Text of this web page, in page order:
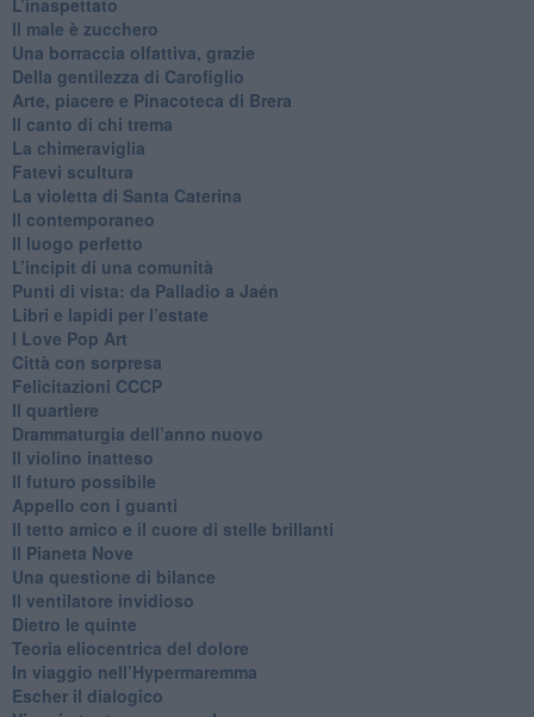
​Il male è zucchero
​Una borraccia olfattiva, grazie
​Della gentilezza di Carofiglio
Arte, piacere e Pinacoteca di Brera
​Il canto di chi trema
La chimeraviglia
​Fatevi scultura
​La violetta di Santa Caterina
​Il contemporaneo
​Il luogo perfetto
​L’incipit di una comunità
Punti di vista: da Palladio a Jaén
​Libri e lapidi per l’estate
​I Love Pop Art
Città con sorpresa
Felicitazioni CCCP
​Il quartiere
​Drammaturgia dell’anno nuovo
​Il violino inatteso
​Il futuro possibile
​Appello con i guanti
​Il tetto amico e il cuore di stelle brillanti
​Il Pianeta Nove
​Una questione di bilance
​Il ventilatore invidioso
​Dietro le quinte
​Teoria eliocentrica del dolore
In viaggio nell’Hypermaremma
​Escher il dialogico